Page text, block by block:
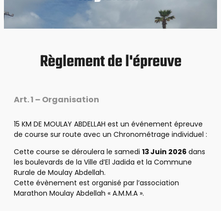
Règlement de l'épreuve
Art. 1 – Organisation
15 KM DE MOULAY ABDELLAH est un événement épreuve
de course sur route avec un Chronométrage individuel :
Cette course se déroulera le samedi 13 Juin 2026 dans
les boulevards de la Ville d’El Jadida et la Commune
Rurale de Moulay Abdellah.
Cette évènement est organisé par l’association
Marathon Moulay Abdellah « A.M.M.A ».